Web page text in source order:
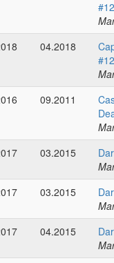
04.2018
09.2011
03.2015
03.2015
04.2015